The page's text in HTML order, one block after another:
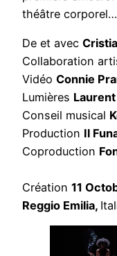
théâtre corporel…
De et avec
Collaboration
Vidéo Connie
Lumières
Conseil musical
Production Il
Coproduction
Création 11
Reggio Emilia,